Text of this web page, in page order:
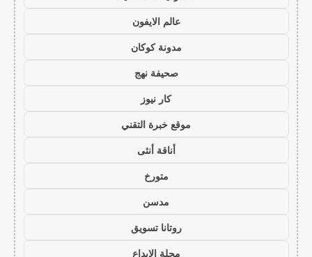
عالم الايفون
مدونة كوكان
صحيفة نهج
كار نيوز
موقع خبرة التقني
أناقة أنثى
متورخ
مدسن
روتانا تسويق
مجلة الابداع